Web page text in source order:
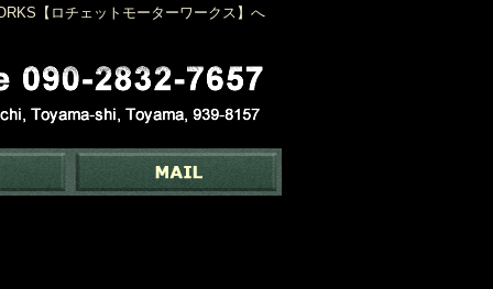
【ロチェットモーターワークス】へ